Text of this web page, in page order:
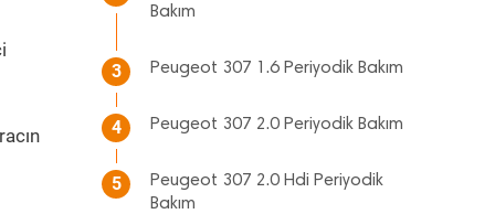
Bakım
3 Peugeot 307 1.6 Periyodik Bakım
4 Peugeot 307 2.0 Periyodik Bakım
5
Peugeot 307 2.0 Hdi Periyodik
Bakım